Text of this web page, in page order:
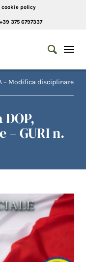
cookie policy
375 6797337
– Modifica disciplinare
GURI n.